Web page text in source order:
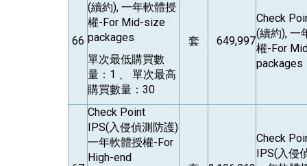
66
(續約), 一年軟體授
權-For Mid-size
packages
單次最低購買數
量：1 、 單次最高
購買數量：30
套 649,997
Check
(續約), 一
權-For
packages
Check Point
IPS(入侵偵測防護)
一年軟體授權-For
High-end
Check
IPS(入侵